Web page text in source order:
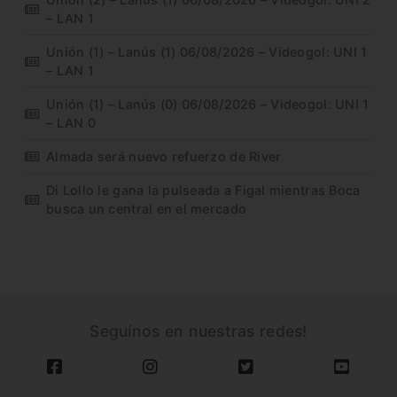
– LAN 1
Unión (1) – Lanús (1) 06/08/2026 – Videogol: UNI 1
– LAN 1
Unión (1) – Lanús (0) 06/08/2026 – Videogol: UNI 1
– LAN 0
Almada será nuevo refuerzo de River
Di Lollo le gana la pulseada a Figal mientras Boca
busca un central en el mercado